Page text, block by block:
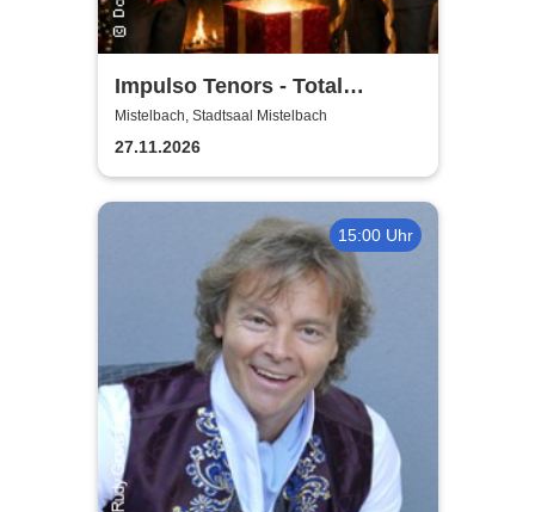
Impulso Tenors - Total
Christmas
Mistelbach, Stadtsaal Mistelbach
27.11.2026
15:00 Uhr